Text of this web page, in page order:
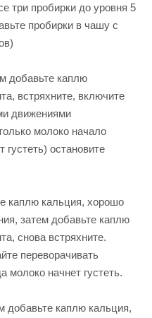
три пробирки до уровня 5
пробирки в чашу с
добавьте каплю
встряхните, включите
движениями
молоко начало
густеть) остановите
каплю кальция, хорошо
затем добавьте каплю
снова встряхните.
переворачивать
молоко начнет густеть.
добавьте каплю кальция,